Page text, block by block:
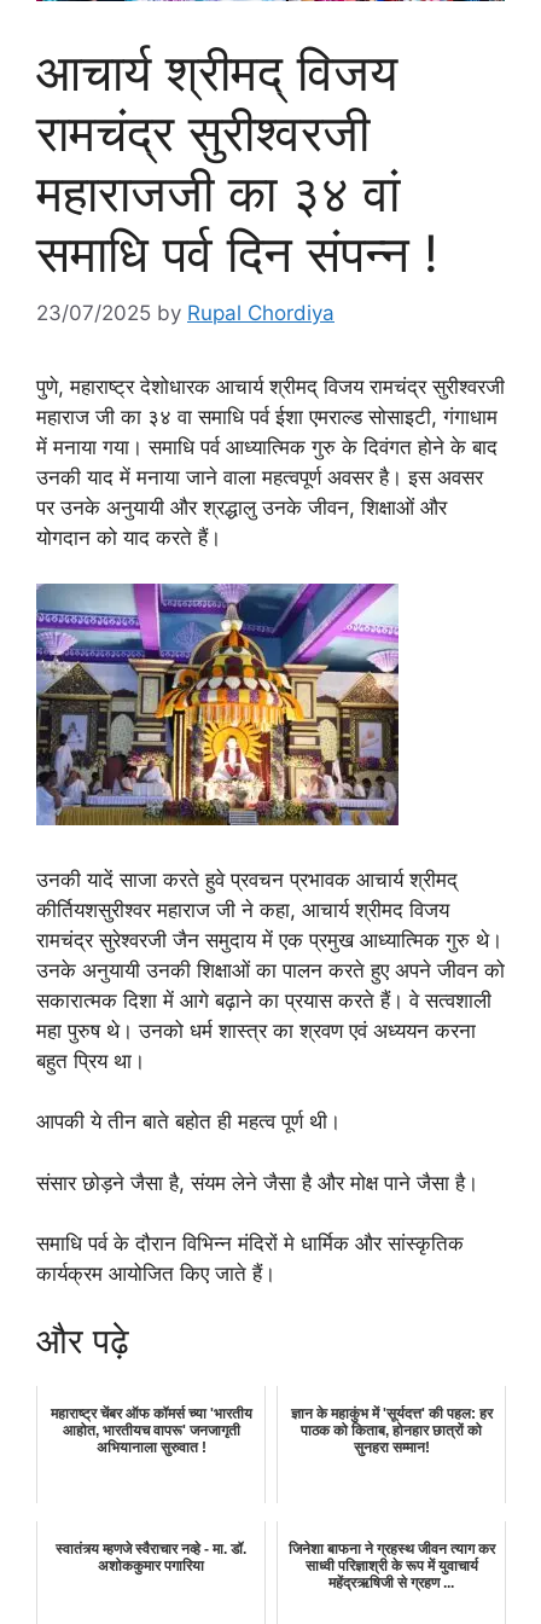
आचार्य श्रीमद् विजय
रामचंद्र सुरीश्वरजी
महाराजजी का ३४ वां
समाधि पर्व दिन संपन्न !
23/07/2025 by Rupal Chordiya
पुणे, महाराष्ट्र देशोधारक आचार्य श्रीमद् विजय रामचंद्र सुरीश्वरजी
महाराज जी का ३४ वा समाधि पर्व ईशा एमराल्ड सोसाइटी, गंगाधाम
में मनाया गया। समाधि पर्व आध्यात्मिक गुरु के दिवंगत होने के बाद
उनकी याद में मनाया जाने वाला महत्वपूर्ण अवसर है। इस अवसर
पर उनके अनुयायी और श्रद्धालु उनके जीवन, शिक्षाओं और
योगदान को याद करते हैं।
उनकी यादें साजा करते हुवे प्रवचन प्रभावक आचार्य श्रीमद्
कीर्तियशसुरीश्वर महाराज जी ने कहा, आचार्य श्रीमद विजय
रामचंद्र सुरेश्वरजी जैन समुदाय में एक प्रमुख आध्यात्मिक गुरु थे।
उनके अनुयायी उनकी शिक्षाओं का पालन करते हुए अपने जीवन को
सकारात्मक दिशा में आगे बढ़ाने का प्रयास करते हैं। वे सत्वशाली
महा पुरुष थे। उनको धर्म शास्त्र का श्रवण एवं अध्ययन करना
बहुत प्रिय था।
आपकी ये तीन बाते बहोत ही महत्व पूर्ण थी।
संसार छोड़ने जैसा है, संयम लेने जैसा है और मोक्ष पाने जैसा है।
समाधि पर्व के दौरान विभिन्न मंदिरों मे धार्मिक और सांस्कृतिक
कार्यक्रम आयोजित किए जाते हैं।
और पढ़े
महाराष्ट्र चेंबर ऑफ कॉमर्स च्या 'भारतीय
आहोत, भारतीयच वापरू' जनजागृती
अभियानाला सुरुवात !
ज्ञान के महाकुंभ में 'सूर्यदत्त' की पहल: हर
पाठक को किताब, होनहार छात्रों को
सुनहरा सम्मान!
स्वातंत्र्य म्हणजे स्वैराचार नव्हे - मा. डॉ.
अशोककुमार पगारिया
जिनेशा बाफना ने ग्रहस्थ जीवन त्याग कर
साध्वी परिज्ञाश्री के रूप में युवाचार्य
महेंद्रऋषिजी से ग्रहण ...